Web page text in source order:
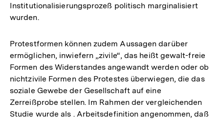
Institutionalisierungsprozeß politisch marginalisiert
wurden.
Protestformen können zudem Aussagen darüber
ermöglichen, inwiefern „zivile“, das heißt gewalt-freie
Formen des Widerstandes angewandt werden oder ob
nichtzivile Formen des Protestes überwiegen, die das
soziale Gewebe der Gesellschaft auf eine
Zerreißprobe stellen. Im Rahmen der vergleichenden
Studie wurde als . Arbeitsdefinition angenommen, daß